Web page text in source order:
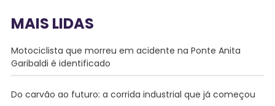
MAIS LIDAS
Motociclista que morreu em acidente na Ponte Anita
Garibaldi é identificado
Do carvão ao futuro: a corrida industrial que já começou